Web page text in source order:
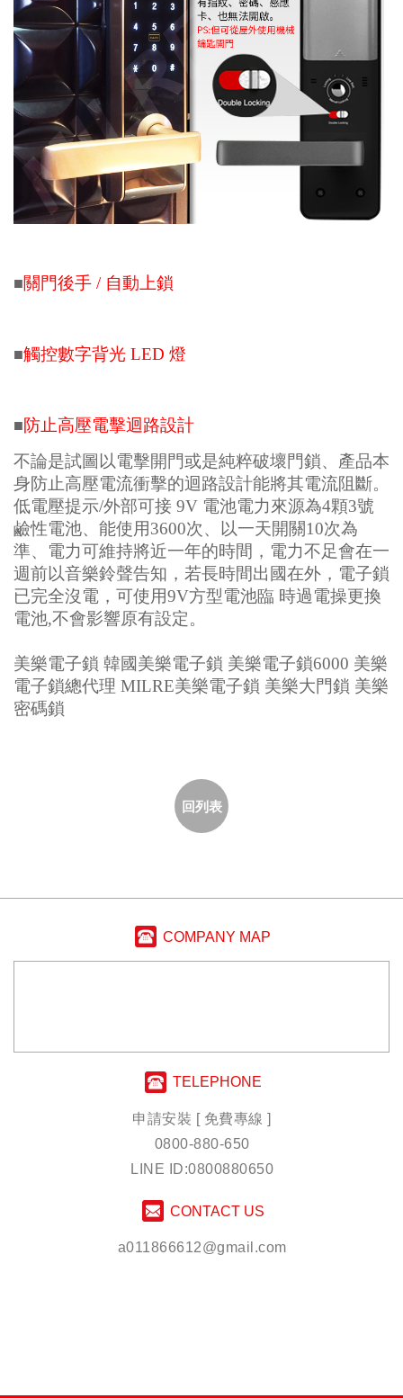
■關門後手 / 自動上鎖
■觸控數字背光 LED 燈
■防止高壓電擊迴路設計
不論是試圖以電擊開門或是純粹破壞門鎖、產品本
身防止高壓電流衝擊的迴路設計能將其電流阻斷。
低電壓提示/外部可接 9V 電池電力來源為4顆3號
鹼性電池、能使用3600次、以一天開關10次為
準、電力可維持將近一年的時間，電力不足會在一
週前以音樂鈴聲告知，若長時間出國在外，電子鎖
已完全沒電，可使用9V方型電池臨 時過電操更換
電池,不會影響原有設定。
美樂電子鎖 韓國美樂電子鎖 美樂電子鎖6000 美樂
電子鎖總代理 MILRE美樂電子鎖 美樂大門鎖 美樂
密碼鎖
回列表
COMPANY MAP
TELEPHONE
申請安裝 [ 免費專線 ]
0800-880-650
LINE ID:0800880650
CONTACT US
a011866612@gmail.com